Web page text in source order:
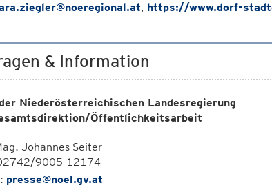
, https://www.dorf-
& Information
Niederösterreichischen Landesregierung
Öffentlichkeitsarbeit
Johannes Seiter
9005-12174
presse@noel.gv.at